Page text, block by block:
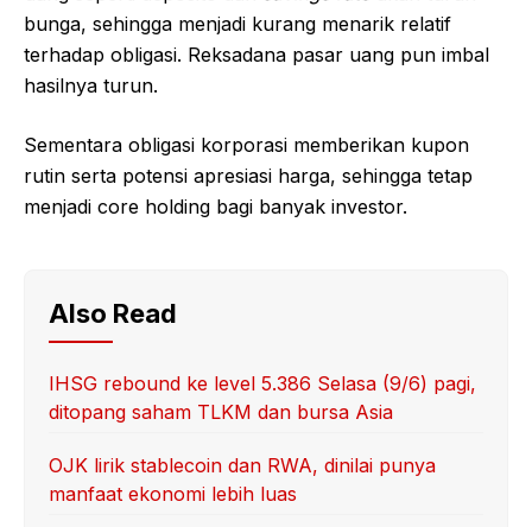
bunga, sehingga menjadi kurang menarik relatif
terhadap obligasi. Reksadana pasar uang pun imbal
hasilnya turun.
Sementara obligasi korporasi memberikan kupon
rutin serta potensi apresiasi harga, sehingga tetap
menjadi core holding bagi banyak investor.
Also Read
IHSG rebound ke level 5.386 Selasa (9/6) pagi,
ditopang saham TLKM dan bursa Asia
OJK lirik stablecoin dan RWA, dinilai punya
manfaat ekonomi lebih luas